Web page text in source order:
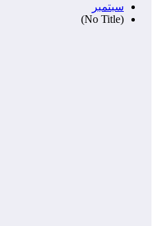
سبتمبر
(No Title)